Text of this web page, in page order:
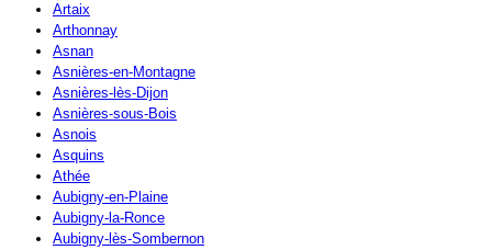
Artaix
Arthonnay
Asnan
Asnières-en-Montagne
Asnières-lès-Dijon
Asnières-sous-Bois
Asnois
Asquins
Athée
Aubigny-en-Plaine
Aubigny-la-Ronce
Aubigny-lès-Sombernon